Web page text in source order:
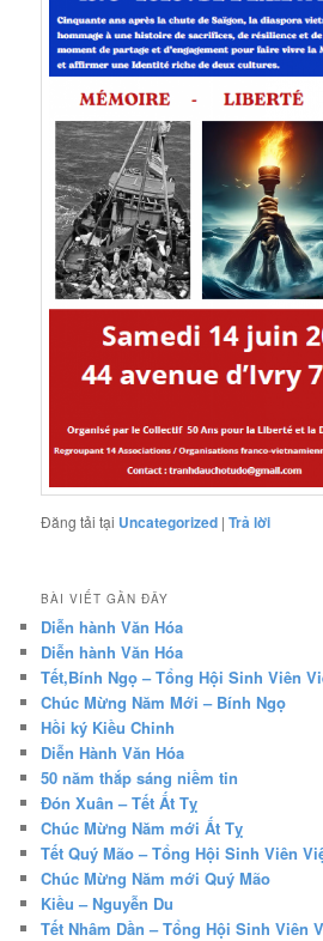
Đăng tải tại Uncategorized |Trả lời
BÀI VIẾT GẦN ĐÂY
Diễn hành Văn Hóa
Diễn hành Văn Hóa
Tết,Bính Ngọ – Tổng Hội Sinh Viên
Chúc Mừng Năm Mới – Bính Ngọ
Hồi ký Kiều Chinh
Diễn Hành Văn Hóa
50 năm thắp sáng niềm tin
Đón Xuân – Tết Ất Tỵ
Chúc Mừng Năm mới Ất Tỵ
Tết Quý Mão – Tổng Hội Sinh Viên
Chúc Mừng Năm mới Quý Mão
Kiều – Nguyễn Du
Tết Nhâm Dần – Tổng Hội Sinh Viên